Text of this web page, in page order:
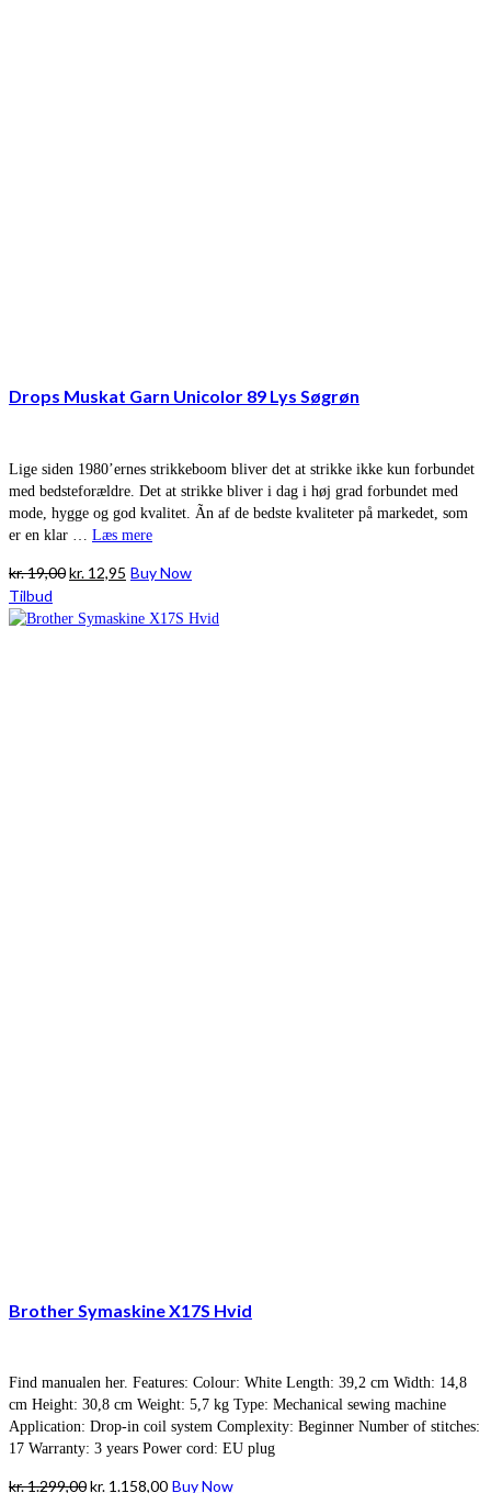
Drops Muskat Garn Unicolor 89 Lys Søgrøn
Lige siden 1980’ernes strikkeboom bliver det at strikke ikke kun forbundet
med bedsteforældre. Det at strikke bliver i dag i høj grad forbundet med
mode, hygge og god kvalitet. Ãn af de bedste kvaliteter på markedet, som
er en klar … Læs mere
kr.19,00Den
pris
kr. 12,95 Den
pris
Buy Now
Tilbud
Brother Symaskine X17S Hvid
Find manualen her. Features: Colour: White Length: 39,2 cm Width: 14,8
cm Height: 30,8 cm Weight: 5,7 kg Type: Mechanical sewing machine
Application: Drop-in coil system Complexity: Beginner Number of stitches:
17 Warranty: 3 years Power cord: EU plug
kr.1.299,00Den
kr. 1.158,00Den
Buy Now